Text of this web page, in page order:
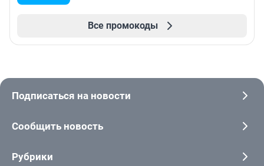
Все промокоды
Подписаться на новости
Сообщить новость
Рубрики